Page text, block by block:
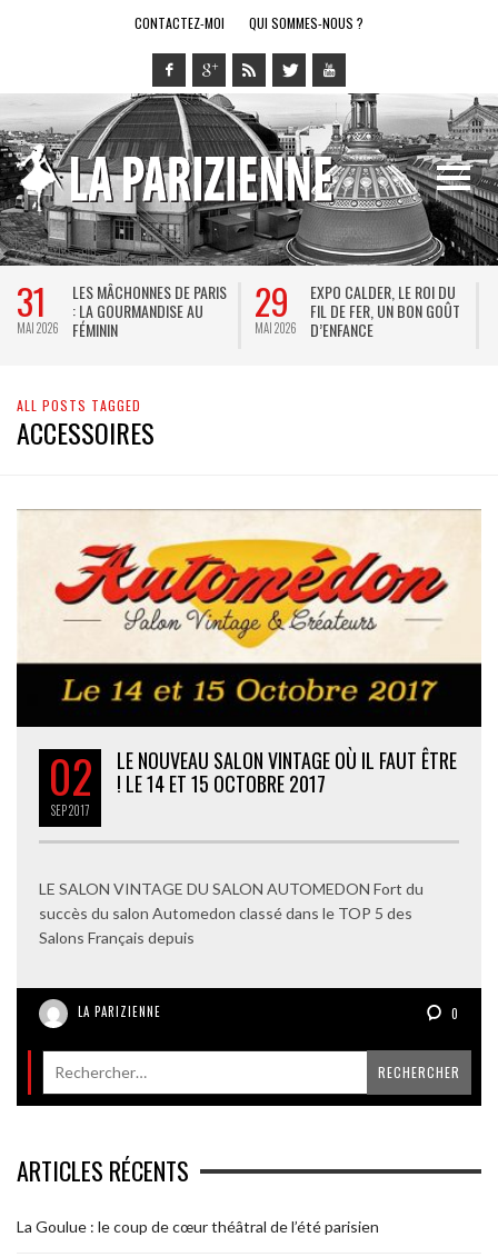
CONTACTEZ-MOI QUI SOMMES-NOUS ?
31
MAI 2026
LES MÂCHONNES DE PARIS
: LA GOURMANDISE AU
FÉMININ
29
MAI 2026
EXPO CALDER, LE ROI DU
FIL DE FER, UN BON GOÛT
D’ENFANCE
ALL POSTS TAGGED
ACCESSOIRES
02
SEP2017
LE NOUVEAU SALON VINTAGE OÙ IL FAUT ÊTRE
! LE 14 ET 15 OCTOBRE 2017
LE SALON VINTAGE DU SALON AUTOMEDON Fort du
succès du salon Automedon classé dans le TOP 5 des
Salons Français depuis
LA PARIZIENNE 0
ARTICLES RÉCENTS
La Goulue : le coup de cœur théâtral de l’été parisien